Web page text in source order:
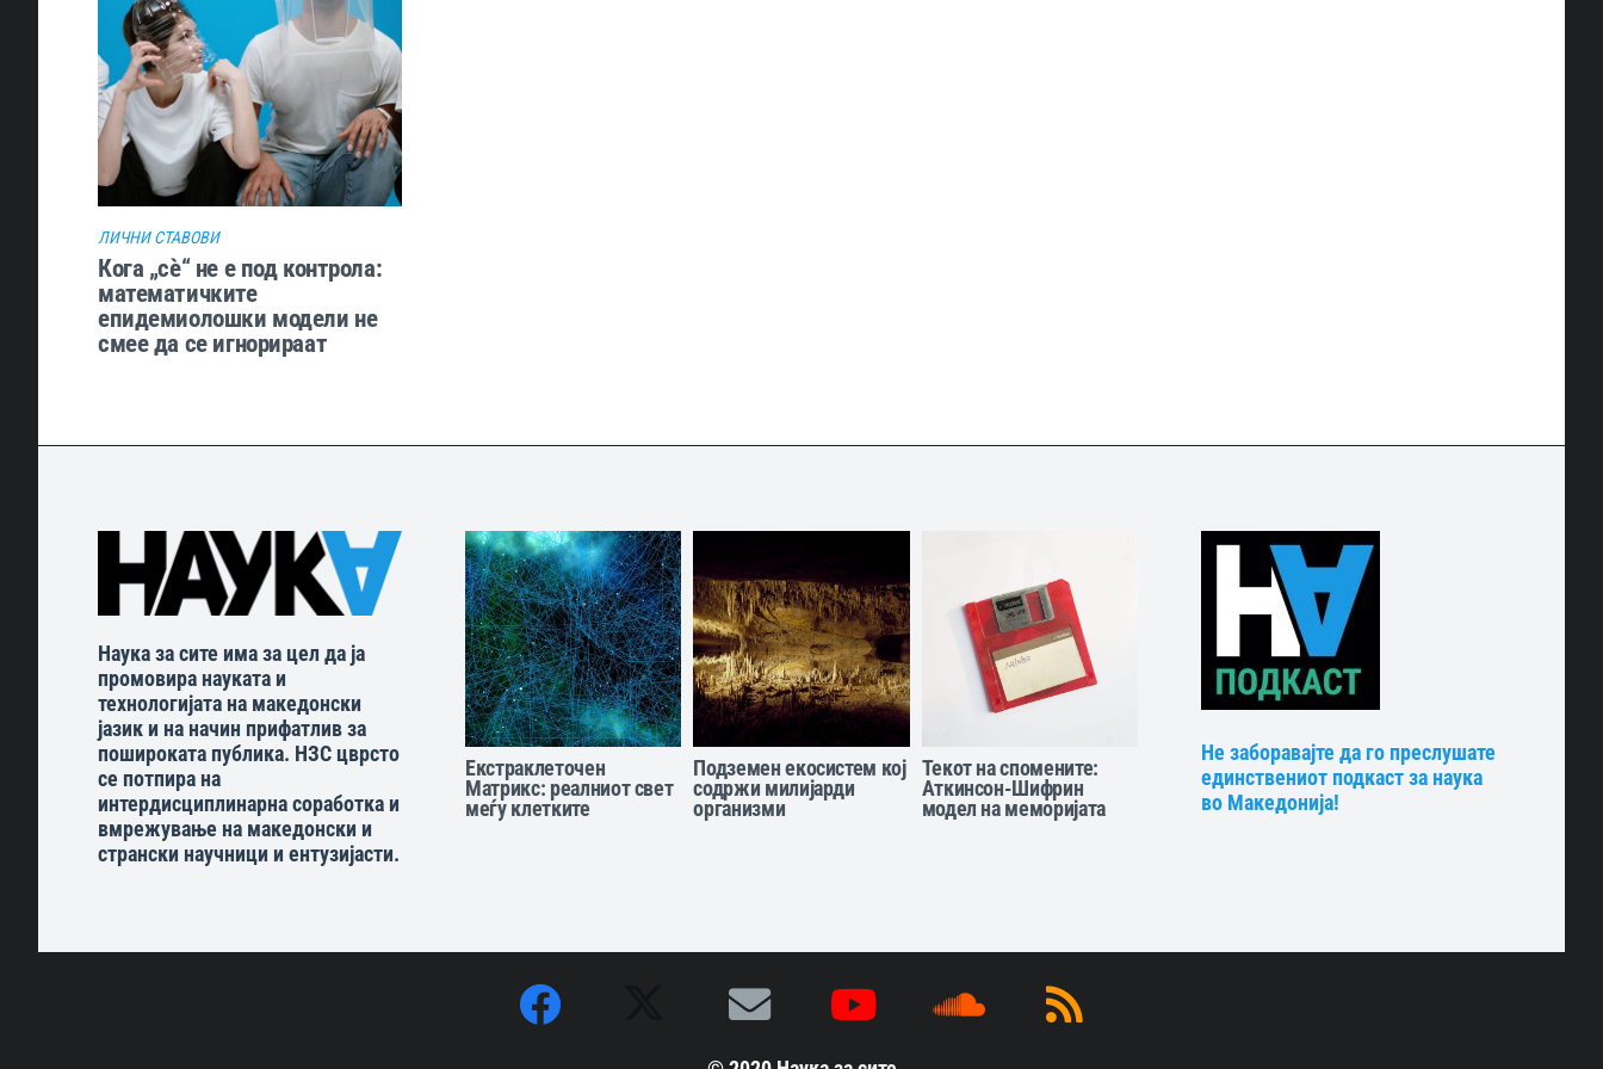
ЛИЧНИ СТАВОВИ
Кога „сѐ“ не е под контрола:
математичките
епидемиолошки модели не
смее да се игнорираат
Наука за сите има за цел да ја
промовира науката и
технологијата на македонски
јазик и на начин прифатлив за
пошироката публика. НЗС цврсто
се потпира на
интердисциплинарна соработка и
вмрежување на македонски и
странски научници и ентузијасти.
Екстраклеточен
Матрикс: реалниот свет
меѓу клетките
Подземен екосистем кој
содржи милијарди
организми
Текот на спомените:
Аткинсон-Шифрин
модел на меморијата
Не заборавајте да го преслушате
единствениот подкаст за наука
во Македонија!